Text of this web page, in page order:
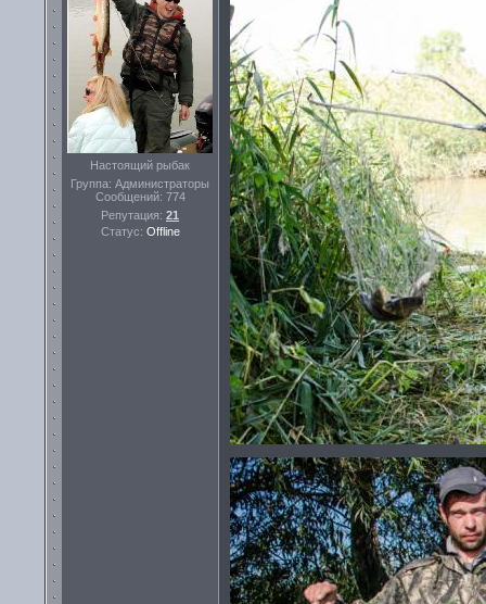
Настоящий рыбак
Группа: Администраторы
Сообщений: 774
Репутация: 21
Статус: Offline